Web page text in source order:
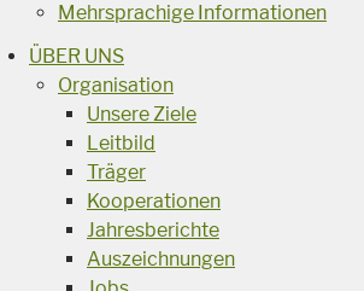
Mehrsprachige Informationen
ÜBER UNS
Organisation
Unsere Ziele
Leitbild
Träger
Kooperationen
Jahresberichte
Auszeichnungen